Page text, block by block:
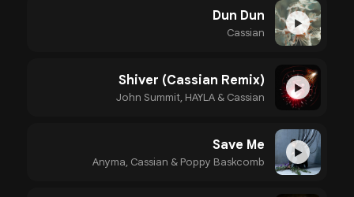
▶
Dun Dun
Cassian
▶
Shiver (Cassian Remix)
John Summit, HAYLA & Cassian
▶
Save Me
Anyma, Cassian & Poppy Baskcomb